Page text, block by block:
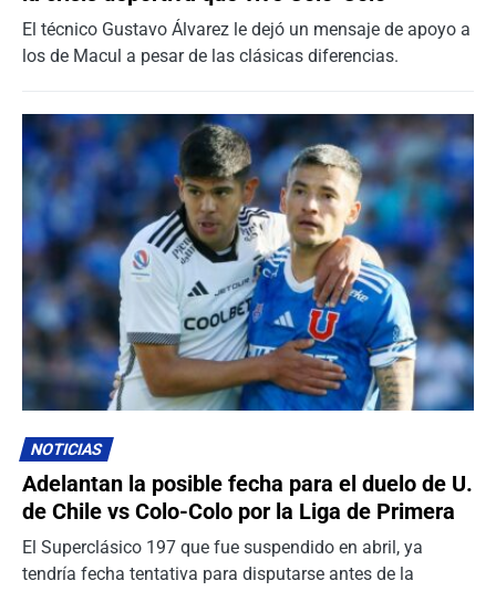
El técnico Gustavo Álvarez le dejó un mensaje de apoyo a
los de Macul a pesar de las clásicas diferencias.
NOTICIAS
Adelantan la posible fecha para el duelo de U.
de Chile vs Colo-Colo por la Liga de Primera
El Superclásico 197 que fue suspendido en abril, ya
tendría fecha tentativa para disputarse antes de la